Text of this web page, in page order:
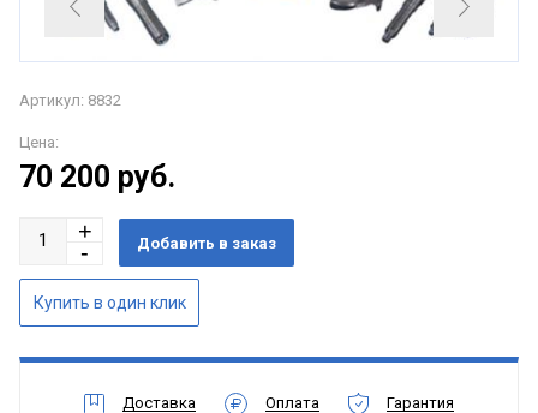
Артикул: 8832
Цена:
70 200 руб.
Доставка Оплата Гарантия